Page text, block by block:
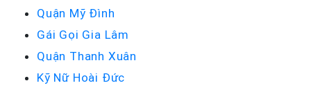
Quận Mỹ Đình
Gái Gọi Gia Lâm
Quận Thanh Xuân
Kỹ Nữ Hoài Đức